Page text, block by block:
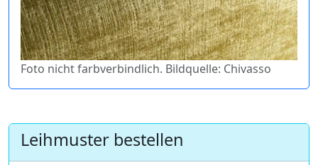
Foto nicht farbverbindlich. Bildquelle: Chivasso
Leihmuster bestellen